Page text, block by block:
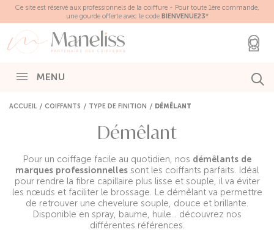
Ce site est réservé aux professionnels de la coiffure - Pour toute 1ère commande,
une gourde offerte avec le code BIENVENUE23*
MENU
ACCUEIL COIFFANTS TYPE DE FINITION DÉMÊLANT
Démêlant
Pour un coiffage facile au quotidien, nos démêlants de
marques professionnelles sont les coiffants parfaits. Idéal
pour rendre la fibre capillaire plus lisse et souple, il va éviter
les nœuds et faciliter le brossage. Le démêlant va permettre
de retrouver une chevelure souple, douce et brillante.
Disponible en spray, baume, huile… découvrez nos
différentes références.
Panneau de gestion des cookies